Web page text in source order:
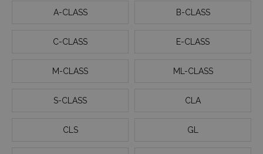
A-CLASS B-CLASS
C-CLASS E-CLASS
M-CLASS ML-CLASS
S-CLASS CLA
CLS GL